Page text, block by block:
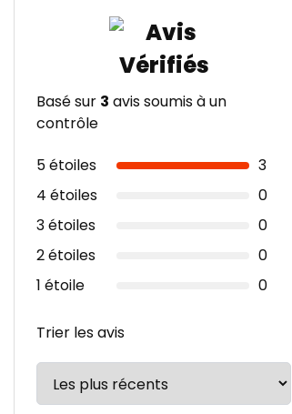
Basé sur 3 avis soumis à un
contrôle
5 étoiles
3
4 étoiles
0
3 étoiles
0
2 étoiles
0
1 étoile
0
Trier les avis